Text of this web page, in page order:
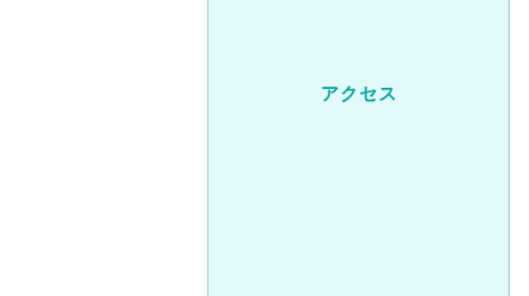
アクセス